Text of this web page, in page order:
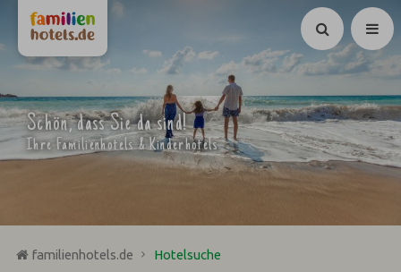
Suchen
Schön, dass Sie da sind!
Ihre Familienhotels & Kinderhotels
familienhotels.de Hotelsuche